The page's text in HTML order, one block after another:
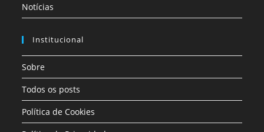
Notícias
Institucional
Sobre
Todos os posts
Política de Cookies